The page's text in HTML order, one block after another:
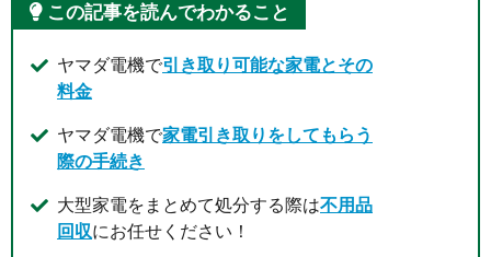
この記事を読んでわかること
ヤマダ電機で引き取り可能な家電とその
料金
ヤマダ電機で家電引き取りをしてもらう
際の手続き
大型家電をまとめて処分する際は不用品
回収にお任せください！